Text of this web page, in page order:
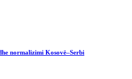
normalizimi Kosovë–Serbi